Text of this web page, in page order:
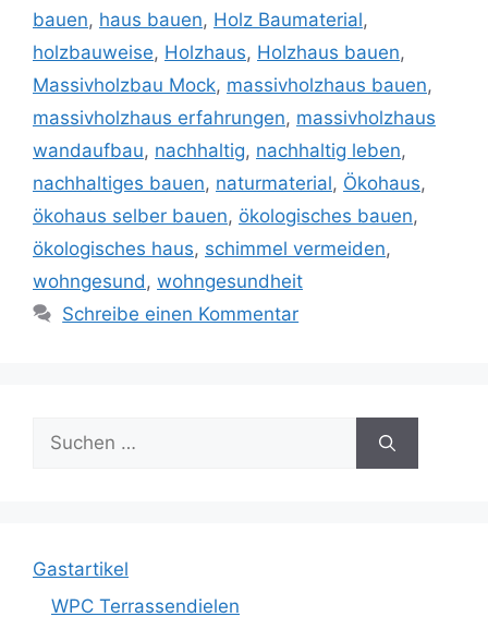
bauen, haus bauen, Holz Baumaterial,
holzbauweise, Holzhaus, Holzhaus bauen,
Massivholzbau Mock, massivholzhaus bauen,
massivholzhaus erfahrungen, massivholzhaus
wandaufbau, nachhaltig, nachhaltig leben,
nachhaltiges bauen, naturmaterial, Ökohaus,
ökohaus selber bauen, ökologisches bauen,
ökologisches haus, schimmel vermeiden,
wohngesund, wohngesundheit
Schreibe einen Kommentar
Suche
nach:
Gastartikel
WPC Terrassendielen